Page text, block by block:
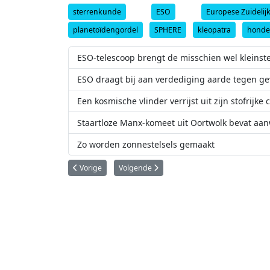
sterrenkunde ESO Europese
planetoïdengordel
SPHERE kleopatra
ESO-telescoop brengt de misschien wel
ESO draagt bij aan verdediging aarde tegen
Een kosmische vlinder verrijst uit zijn stofrijke
Staartloze Manx-komeet uit Oortwolk bevat
Zo worden zonnestelsels gemaakt
Vorig artikel: Astronomen doen verste detectie van fluor
Vorige Volgende artikel: Nieuwe ESO-
Volgende